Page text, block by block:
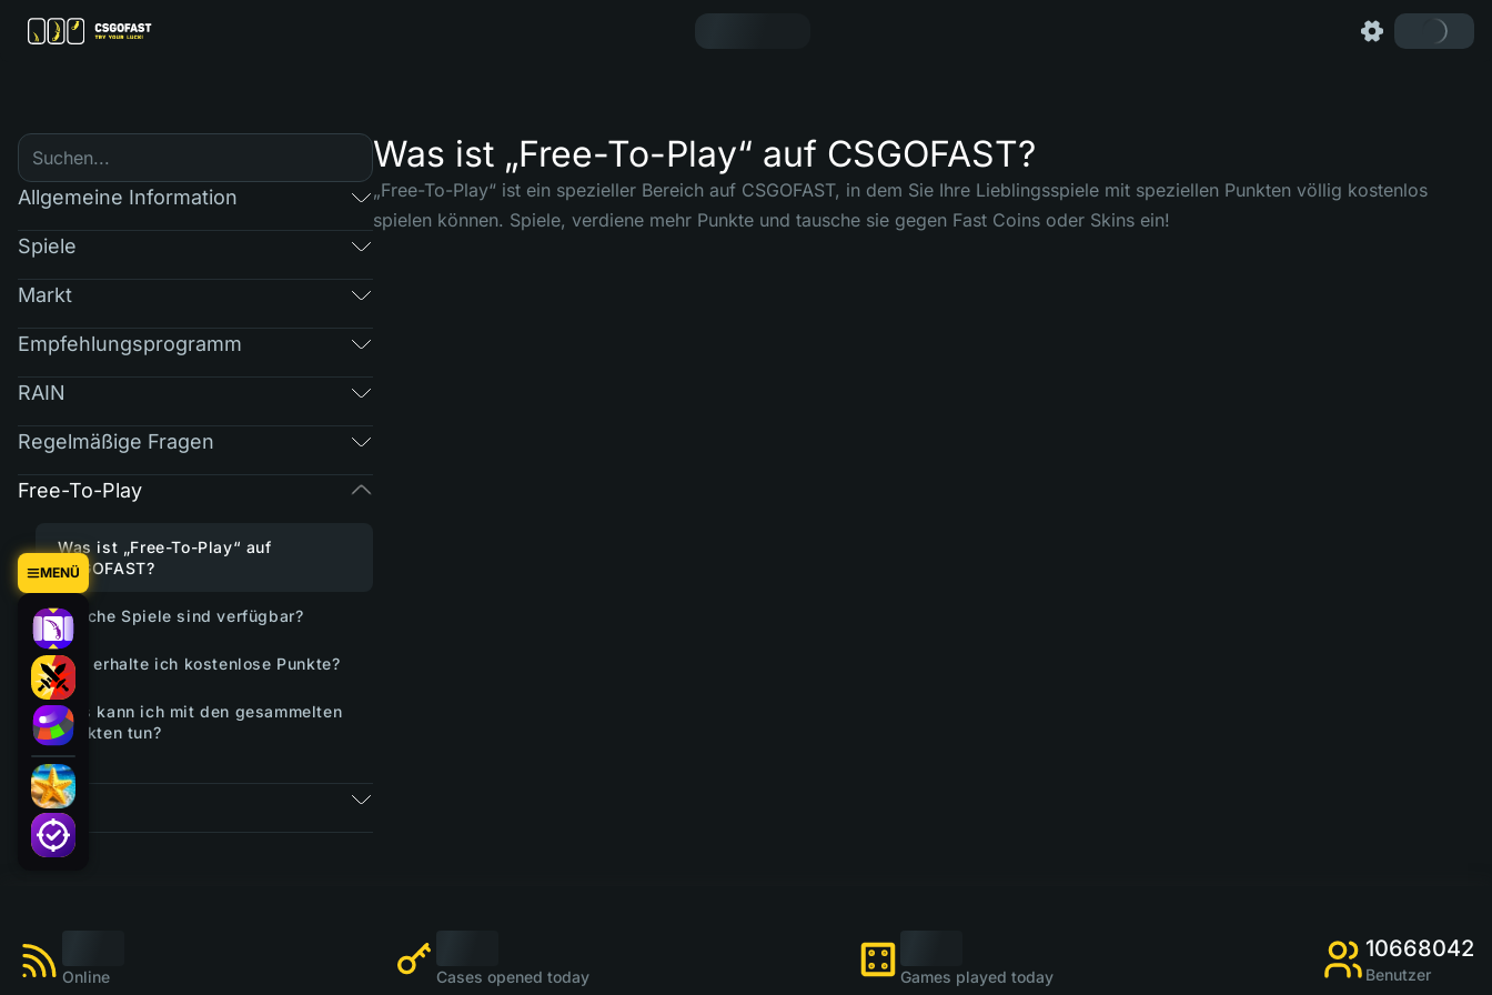
MENÜ
Allgemeine Information
Spiele
Markt
Empfehlungsprogramm
RAIN
Regelmäßige Fragen
Free-To-Play
Was ist „Free-To-Play“ auf
CSGOFAST?
Welche Spiele sind verfügbar?
Wie erhalte ich kostenlose Punkte?
Was kann ich mit den gesammelten
Punkten tun?
Tickets
Was ist „Free-To-Play“ auf CSGOFAST?
„Free-To-Play“ ist ein spezieller Bereich auf CSGOFAST, in dem Sie Ihre Lieblingsspiele mit speziellen Punkten völlig kostenlos
spielen können. Spiele, verdiene mehr Punkte und tausche sie gegen Fast Coins oder Skins ein!
Online Cases opened today Games played today
10668042
Benutzer